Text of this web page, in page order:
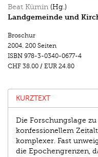
Beat Kümin (Hg.)
Landgemeinde und
Broschur
2004. 200 Seiten
ISBN 978-3-0340-0677-4
CHF 38.00 / EUR 24.80
KURZTEXT
Die Forschungslage
konfessionellem
komplexer. Fast
die Epochengrenzen,